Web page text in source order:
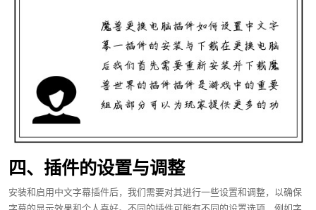
四、插件的设置与调整
安装和启用中文字幕插件后，我们需要对其进行一些设置和调整，以确保